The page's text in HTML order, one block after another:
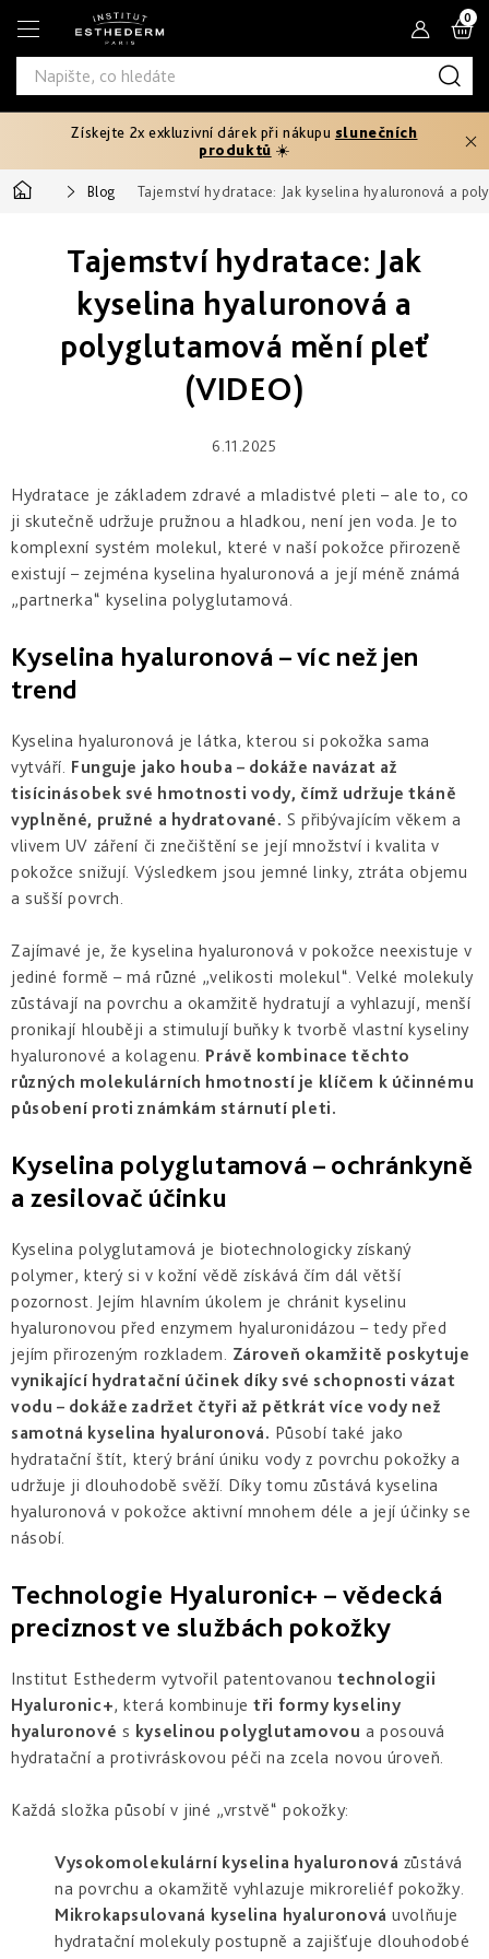
na
obsah
produktu
Pleťové
krémy
Oči
Čištění
Tonika
&
buněčná
voda
Hydratace
Exfoliace
pleti
Normální
Citlivá
aknózní
Suchá
&
dehydratovaná
pleť
Potřebuji
řešit
vrásky
&
prevence
stárnutí
30+
Korekce
lifting
40+
Hloubkové
omlazení
50+
Citlivá
pleť
&
rozšířené
žilky
Hydratace
&
vyživení
pleti
Tmavé
skvrny
a
hyperpigmentace
Akné
a
nedokonalosti
Regenerace
&
obnova
pleti
Proteom
-
ochrana
proteinů
a
mládí
intenzivní
péče
Osmoclean
-
hloubkové
čištění
Cellular
water
-
buněčná
hydratace
Excellage
-
zlepšení
hustoty
Esthe
white
rozjasnění
Lift
repair
lifting
a
zpevnění
Active
repair
-
aktivní
obnova
E.V.E.
&
Derm
repair
-
obnova
Pure
&
Sensi
Nutri
system
-
specifická
Tělový
Hydratace
výživa
opalování
Před
opalováním
Po
opalování
Samoopalování
Potřebuji
Opálení
bez
vrásek
Opálení
pigmentových
skvrn
pro
citlivou
&
intolerantní
pokožku
Sjednocení
tónu
pleti
Zvýraznění
opálení
a
hydratace
Příprava
pokožky
na
slunce
Samoopalování
Adaptasun
Photo
Reverse
Repair
Photo
No
Sun
Sun
Intolerance
After
Tan
Prolonging
Into
Repair
Bronz
Impulse
Sun
Sublimation
Reflects
of
Sun
Získejte 2x exkluzivní dárek při nákupu slunečních
produktů ☀️
Domů Blog Tajemství hydratace: Jak kyselina hyaluronová a
Tajemství hydratace: Jak
kyselina hyaluronová a
polyglutamová mění pleť
(VIDEO)
6.11.2025
Hydratace je základem zdravé a mladistvé pleti – ale to, co
ji skutečně udržuje pružnou a hladkou, není jen voda. Je to
komplexní systém molekul, které v naší pokožce přirozeně
existují – zejména kyselina hyaluronová a její méně známá
„partnerka“ kyselina polyglutamová.
Kyselina hyaluronová – víc než jen
trend
Kyselina hyaluronová je látka, kterou si pokožka sama
vytváří. Funguje jako houba – dokáže navázat až
tisícinásobek své hmotnosti vody, čímž udržuje tkáně
vyplněné, pružné a hydratované. S přibývajícím věkem a
vlivem UV záření či znečištění se její množství i kvalita v
pokožce snižují. Výsledkem jsou jemné linky, ztráta objemu
a sušší povrch.
Zajímavé je, že kyselina hyaluronová v pokožce neexistuje v
jediné formě – má různé „velikosti molekul“. Velké molekuly
zůstávají na povrchu a okamžitě hydratují a vyhlazují, menší
pronikají hlouběji a stimulují buňky k tvorbě vlastní kyseliny
hyaluronové a kolagenu. Právě kombinace těchto
různých molekulárních hmotností je klíčem k účinnému
působení proti známkám stárnutí pleti.
Kyselina polyglutamová – ochránkyně
a zesilovač účinku
Kyselina polyglutamová je biotechnologicky získaný
polymer, který si v kožní vědě získává čím dál větší
pozornost. Jejím hlavním úkolem je chránit kyselinu
hyaluronovou před enzymem hyaluronidázou – tedy před
jejím přirozeným rozkladem. Zároveň okamžitě poskytuje
vynikající hydratační účinek díky své schopnosti vázat
vodu – dokáže zadržet čtyři až pětkrát více vody než
samotná kyselina hyaluronová. Působí také jako
hydratační štít, který brání úniku vody z povrchu pokožky a
udržuje ji dlouhodobě svěží. Díky tomu zůstává kyselina
hyaluronová v pokožce aktivní mnohem déle a její účinky se
násobí.
Technologie Hyaluronic+ – vědecká
preciznost ve službách pokožky
Institut Esthederm vytvořil patentovanou technologii
Hyaluronic+, která kombinujetři formy kyseliny
hyaluronové s kyselinou polyglutamovou a posouvá
hydratační a protivráskovou péči na zcela novou úroveň.
Každá složka působí v jiné „vrstvě“ pokožky:
Vysokomolekulární kyselina hyaluronová zůstává
na povrchu a okamžitě vyhlazuje mikroreliéf pokožky.
Mikrokapsulovaná kyselina hyaluronová uvolňuje
hydratační molekuly postupně a zajišťuje dlouhodobé